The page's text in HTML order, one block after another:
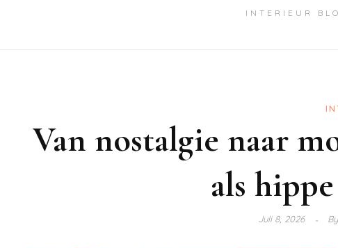
INTERIEUR
Van nostalgie naar
als
Juli 8, 2026 By